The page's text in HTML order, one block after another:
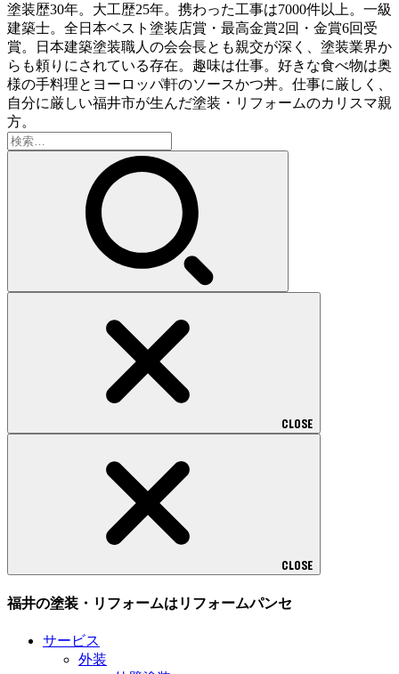
塗装歴30年。大工歴25年。携わった工事は7000件以上。一級
建築士。全日本ベスト塗装店賞・最高金賞2回・金賞6回受
賞。日本建築塗装職人の会会長とも親交が深く、塗装業界か
らも頼りにされている存在。趣味は仕事。好きな食べ物は奥
様の手料理とヨーロッパ軒のソースかつ丼。仕事に厳しく、
自分に厳しい福井市が生んだ塗装・リフォームのカリスマ親
方。
検
索:
CLOSE
CLOSE
福井の塗装・リフォームはリフォームパンセ
サービス
外装